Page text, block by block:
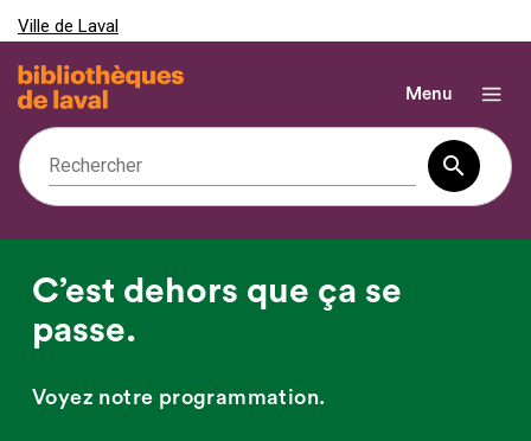
Ville de Laval
menu
Menu
Rechercher search
la
C’est dehors que ça se
passe.
Voyez notre programmation.